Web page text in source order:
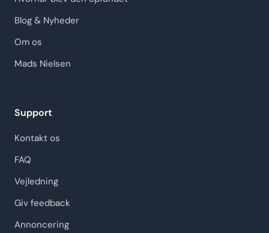
Blog & Nyheder
Om os
Mads Nielsen
Support
Kontakt os
FAQ
Vejledning
Giv feedback
Annoncering